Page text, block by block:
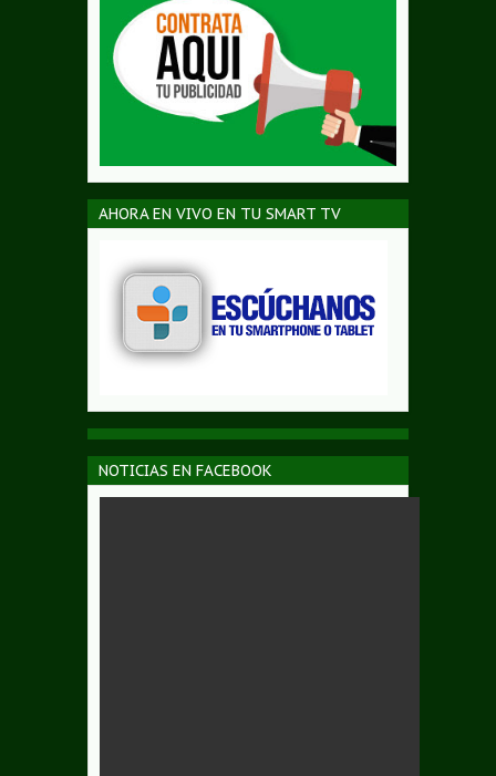
AHORA EN VIVO EN TU SMART TV
NOTICIAS EN FACEBOOK